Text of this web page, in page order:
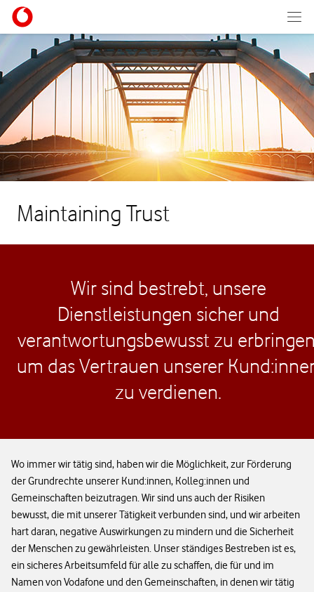
Maintaining Trust
Wir sind bestrebt, unsere
Dienstleistungen sicher und
verantwortungsbewusst zu
um das Vertrauen unserer
zu verdienen.
Wo immer wir tätig sind, haben wir die Möglichkeit, zur Förderung
der Grundrechte unserer Kund:innen, Kolleg:innen und
Gemeinschaften beizutragen. Wir sind uns auch der Risiken
bewusst, die mit unserer Tätigkeit verbunden sind, und wir arbeiten
hart daran, negative Auswirkungen zu mindern und die Sicherheit
der Menschen zu gewährleisten. Unser ständiges Bestreben ist es,
ein sicheres Arbeitsumfeld für alle zu schaffen, die für und im
Namen von Vodafone und den Gemeinschaften, in denen wir tätig